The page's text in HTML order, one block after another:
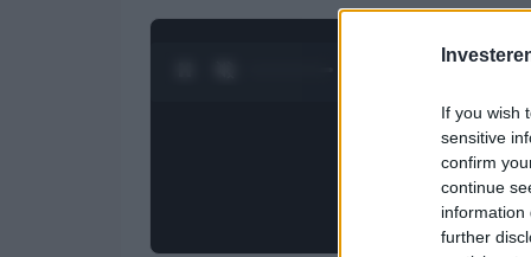
If you wish
sensitive
confirm
continue
information
further